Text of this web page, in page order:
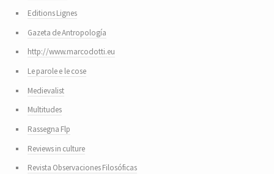
Editions Lignes
Gazeta de Antropología
http://www.marcodotti.eu
Le parole e le cose
Medievalist
Multitudes
Rassegna Flp
Reviews in culture
Revista Observaciones Filosóficas